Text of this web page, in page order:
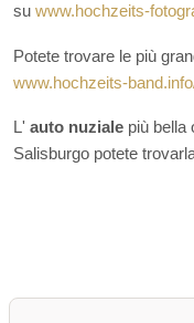
su www.hochzeits-
Potete trovare le più
www.hochzeits-
L' auto nuziale più bella
Salisburgo potete